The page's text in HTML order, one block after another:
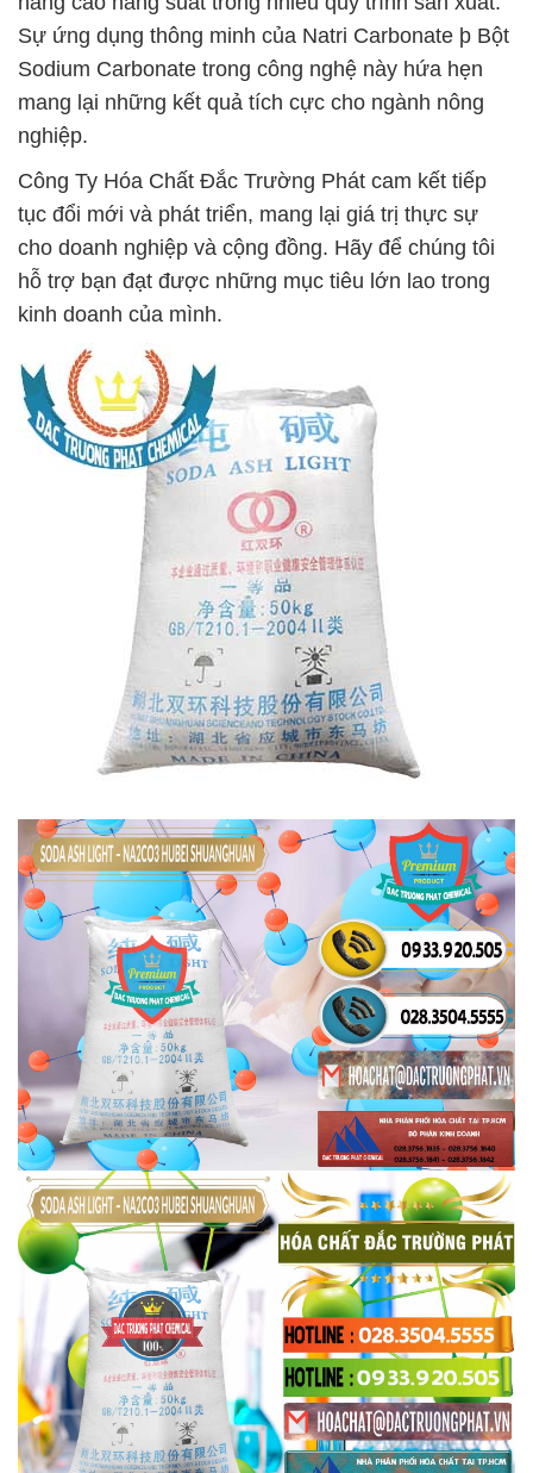
Sự ứng dụng thông minh của Natri Carbonate þ Bột
Sodium Carbonate trong công nghệ này hứa hẹn
mang lại những kết quả tích cực cho ngành nông
nghiệp.
Công Ty Hóa Chất Đắc Trường Phát cam kết tiếp
tục đổi mới và phát triển, mang lại giá trị thực sự
cho doanh nghiệp và cộng đồng. Hãy để chúng tôi
hỗ trợ bạn đạt được những mục tiêu lớn lao trong
kinh doanh của mình.